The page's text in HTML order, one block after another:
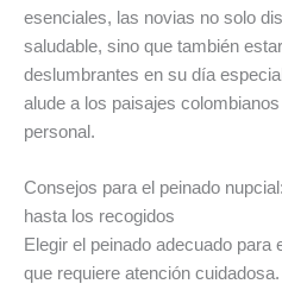
esenciales, las novias no solo
saludable, sino que también
deslumbrantes en su día
alude a los paisajes
personal.
Consejos para el peinado
hasta los recogidos
Elegir el peinado adecuado para
que requiere atención